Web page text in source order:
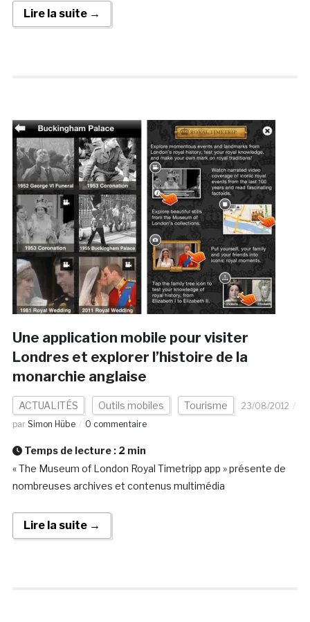
Lire la suite →
Une application mobile pour visiter
Londres et explorer l’histoire de la
monarchie anglaise
ACTUALITÉS Outils mobiles Tourisme
23/08/2012
par Simon Hübe 0 commentaire
Temps de lecture : 2 min
« The Museum of London Royal Timetripp app » présente de
nombreuses archives et contenus multimédia
Lire la suite →